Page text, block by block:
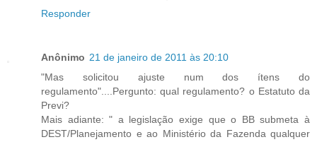
Responder
Anônimo 21 de janeiro de 2011 às 20:10
"Mas solicitou ajuste num dos ítens do
regulamento"....Pergunto: qual regulamento? o Estatuto da
Previ?
Mais adiante: " a legislação exige que o BB submeta à
DEST/Planejamento e ao Ministério da Fazenda qualquer